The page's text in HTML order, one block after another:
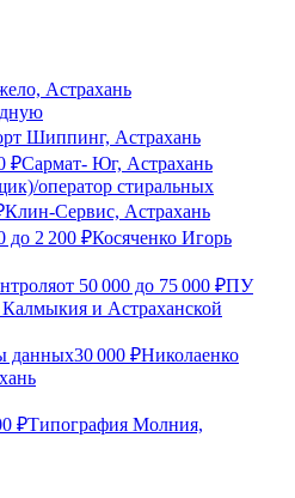
Астрахань
Шиппинг, Астрахань
₽Сармат- Юг, Астрахань
оператор стиральных
Клин-Сервис, Астрахань
до 2 200 ₽Косяченко Игорь
от 50 000 до 75 000 ₽ПУ
и Астраханской
данных30 000 ₽Николаенко
₽Типография Молния,